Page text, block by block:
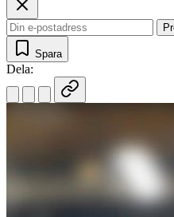
Spara
Dela: